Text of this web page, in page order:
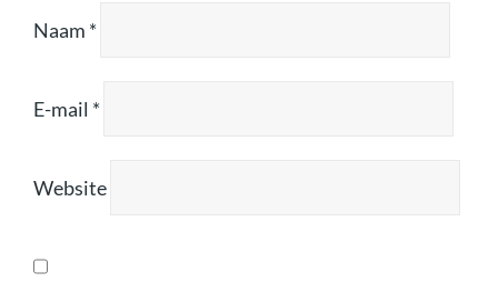
Naam *
E-mail *
Website